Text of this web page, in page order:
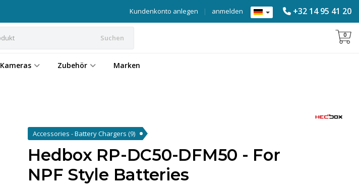
+32 14 95 41 20
anmelden
|
Kundenkonto anlegen
Suchen 0
Kameras Zubehör Marken
Accessories - Battery Chargers (9)
Hedbox RP-DC50-DFM50 - For
NPF Style Batteries